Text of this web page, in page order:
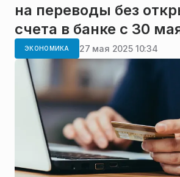
на переводы без
счета в банке с 30
ЭКОНОМИКА 27 мая 2025 10:34